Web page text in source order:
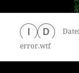
D
error.wtf